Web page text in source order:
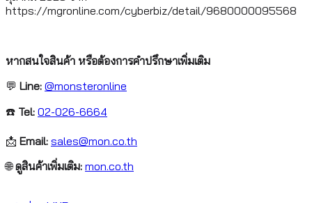
https://mgronline.com/cyberbiz/detail/9680000095568
หากสนใจสินค้า หรือต้องการคำปรึกษาเพิ่มเติม
💬 Line: @monsteronline
☎️ Tel: 02-026-6664
📩 Email: sales@mon.co.th
🌐ดูสินค้าเพิ่มเติม: mon.co.th